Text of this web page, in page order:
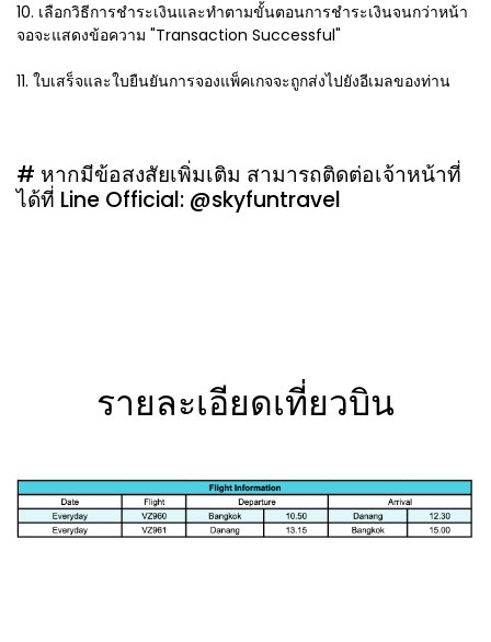
10. เลือกวิธีการชำระเงินและทำตามขั้นตอนการชำระเงินจนกว่าหน้า
จอจะแสดงข้อความ "Transaction Successful"
11. ใบเสร็จและใบยืนยันการจองแพ็คเกจจะถูกส่งไปยังอีเมลของท่าน
# หากมีข้อสงสัยเพิ่มเติม สามารถติดต่อเจ้าหน้าที่
ได้ที่ Line Official: @skyfuntravel
รายละเอียดเที่ยวบิน